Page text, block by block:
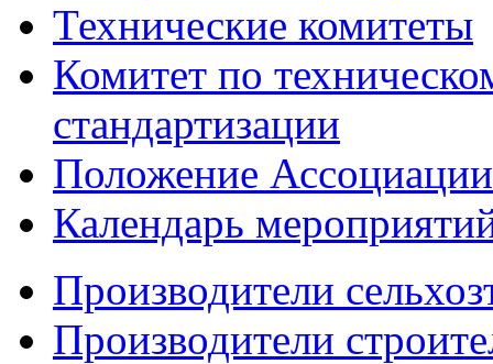
Технические комитеты
Комитет по
стандартизации
Положение
Календарь
Производители
Производители